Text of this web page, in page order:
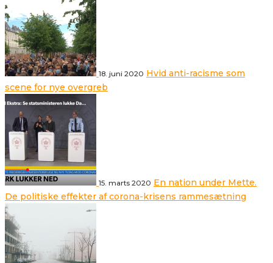
18. juni 2020 Hvid anti-racisme som
scene for nye overgreb
15. marts 2020 En nation under Mette.
De politiske effekter af corona-krisens rammesætning